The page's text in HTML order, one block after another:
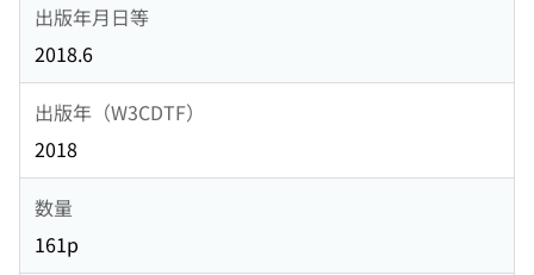
出版年月日等
2018.6
出版年（W3CDTF）
2018
数量
161p